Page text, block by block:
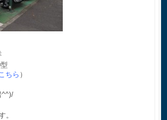
ちら ）
^^)/
。